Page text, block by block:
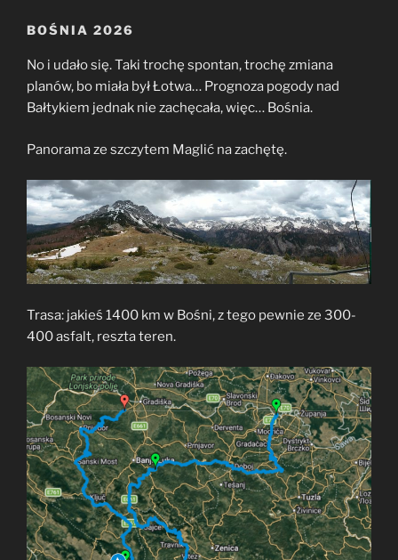
BOŚNIA 2026
No i udało się. Taki trochę spontan, trochę zmiana
planów, bo miała był Łotwa… Prognoza pogody nad
Bałtykiem jednak nie zachęcała, więc… Bośnia.
Panorama ze szczytem Maglić na zachętę.
Trasa: jakieś 1400 km w Bośni, z tego pewnie ze 300-
400 asfalt, reszta teren.